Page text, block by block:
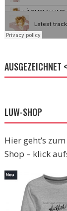
AUSGEZEICHNET
LUW-SHOP
Hier geht’s
Shop – klick